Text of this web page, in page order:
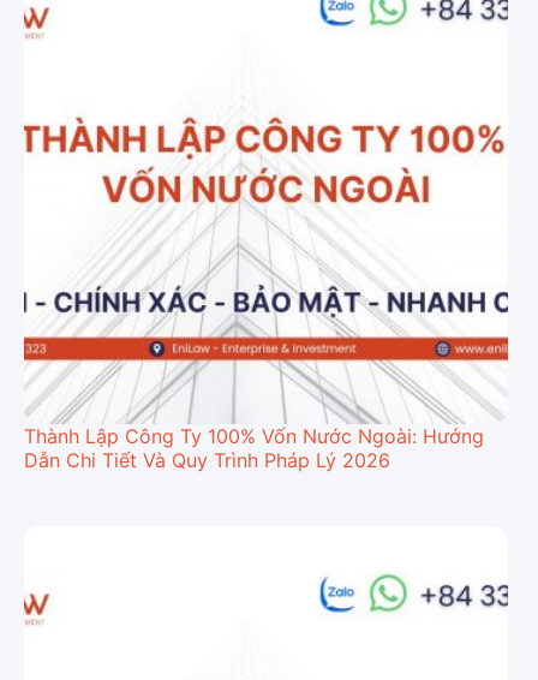
Thành Lập Công Ty 100% Vốn Nước Ngoài: Hướng
Dẫn Chi Tiết Và Quy Trình Pháp Lý 2026